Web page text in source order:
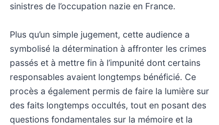
sinistres de l’occupation nazie en France.
Plus qu’un simple jugement, cette audience a
symbolisé la détermination à affronter les crimes
passés et à mettre fin à l’impunité dont certains
responsables avaient longtemps bénéficié. Ce
procès a également permis de faire la lumière sur
des faits longtemps occultés, tout en posant des
questions fondamentales sur la mémoire et la